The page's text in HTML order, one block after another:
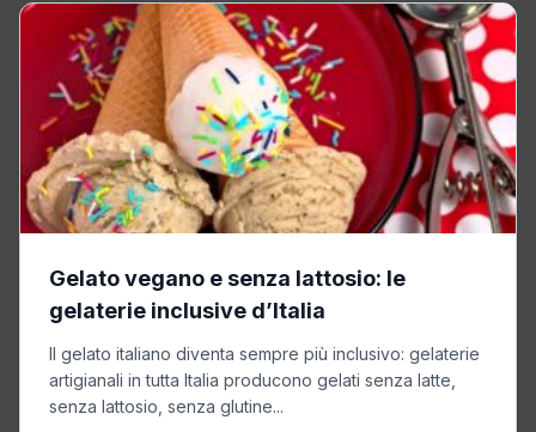
Gelato vegano e senza lattosio: le
gelaterie inclusive d’Italia
Il gelato italiano diventa sempre più inclusivo: gelaterie
artigianali in tutta Italia producono gelati senza latte,
senza lattosio, senza glutine...